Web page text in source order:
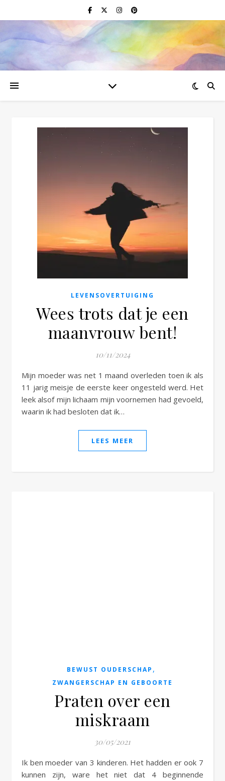
LEVENSOVERTUIGING
Wees trots dat je een
maanvrouw bent!
10/11/2024
Mijn moeder was net 1 maand overleden toen ik als
11 jarig meisje de eerste keer ongesteld werd. Het
leek alsof mijn lichaam mijn voornemen had gevoeld,
waarin ik had besloten dat ik…
LEES MEER
BEWUST OUDERSCHAP ,
ZWANGERSCHAP EN GEBOORTE
Praten over een
miskraam
30/05/2021
Ik ben moeder van 3 kinderen. Het hadden er ook 7
kunnen zijn, ware het niet dat 4 beginnende